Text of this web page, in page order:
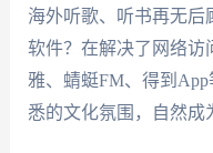
海外听歌、听书再无后
软件？在解决了网络访
雅、蜻蜓FM、得到
悉的文化氛围，自然成